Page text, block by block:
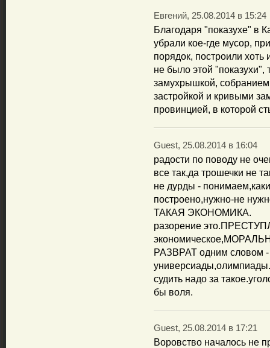
Евгений, 25.08.2014 в 15:24
Благодаря "показухе" в
убрали кое-где мусор,
порядок, построили хоть
не было этой "показухи",
замухрышкой,
застройкой и кривыми
провинцией, в которой
Guest, 25.08.2014 в 16:04
радости по поводу не
все так,да трошечки не
не дурды -
построено,нужно-не
ТАКАЯ ЭКОНОМИКА.
разорение
РАЗВРАТ одним словом -
универсиады,олимпиады.
судить надо за
бы воля.
Guest, 25.08.2014 в 17:21
Воровство началось не